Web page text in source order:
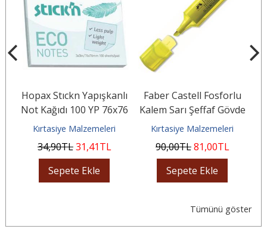
Hopax Stıckn Yapışkanlı
Not Kağıdı 100 YP 76x76
Eco Pastel Mavi
Kırtasiye Malzemeleri
34,90TL31,41TL
Sepete Ekle
Faber Castell Fosforlu
Kalem Sarı Şeffaf Gövde
15 46 07
Kırtasiye Malzemeleri
90,00TL81,00TL
Sepete Ekle
Tümünü göster